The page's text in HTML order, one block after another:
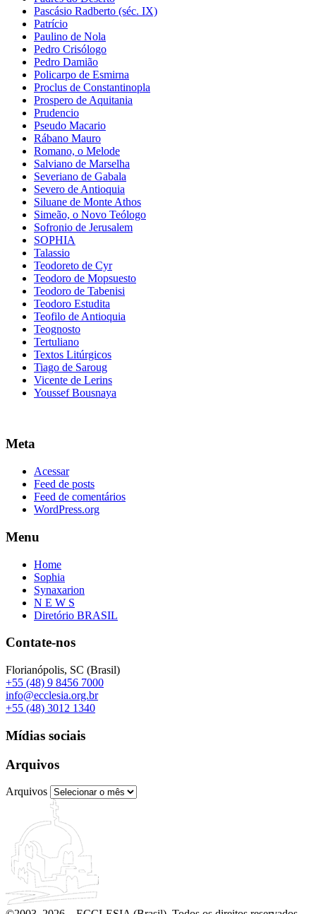
Pascásio Radberto (séc. IX)
Patrício
Paulino de Nola
Pedro Crisólogo
Pedro Damião
Policarpo de Esmirna
Proclus de Constantinopla
Prospero de Aquitania
Prudencio
Pseudo Macario
Rábano Mauro
Romano, o Melode
Salviano de Marselha
Severiano de Gabala
Severo de Antioquia
Siluane de Monte Athos
Simeão, o Novo Teólogo
Sofronio de Jerusalem
SOPHIA
Talassio
Teodoreto de Cyr
Teodoro de Mopsuesto
Teodoro de Tabenisi
Teodoro Estudita
Teofilo de Antioquia
Teognosto
Tertuliano
Textos Litúrgicos
Tiago de Saroug
Vicente de Lerins
Youssef Bousnaya
Meta
Acessar
Feed de posts
Feed de comentários
WordPress.org
Menu
Home
Sophia
Synaxarion
N E W S
Diretório BRASIL
Contate-nos
Florianópolis, SC (Brasil)
+55 (48) 9 8456 7000
info@ecclesia.org.br
+55 (48) 3012 1340
Mídias sociais
Arquivos
Arquivos